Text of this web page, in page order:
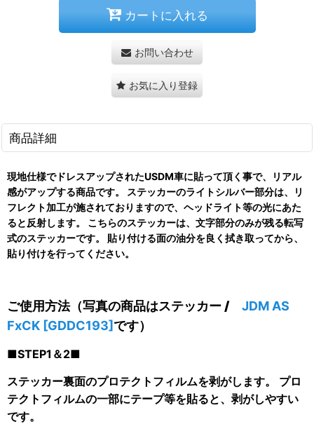
カートに入れる
お問い合わせ
お気に入り登録
商品詳細
現地仕様でドレスアップされたUSDM車に貼って頂く事で、リアル
感がアップする商品です。 ステッカーのライトシルバー部分は、リ
フレクト加工が施されておりますので、ヘッドライト等の光にあた
ると反射します。 こちらのステッカーは、文字部分のみが残る転写
式のステッカーです。 貼り付ける面の油分を良く拭き取ってから、
貼り付けを行ってください。
ご使用方法（写真の商品はステッカー / JDM AS
FxCK [GDDC193]です）
■STEP1＆2■
ステッカー裏面のプロテクトフィルムを剥がします。 プロ
テクトフィルムの一部にテープ等を貼ると、剥がしやすい
です。